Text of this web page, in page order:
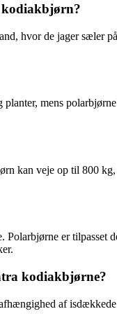
kodiakbjørn?
hvor de jager sæler
mens
kan veje op til 800
er
kodiakbjørne?
af